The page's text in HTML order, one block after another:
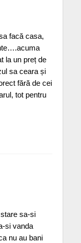
facă casa,
la un preț de
sa ceara și
fără de cei
tot pentru
sa-si
si vanda
nu au bani